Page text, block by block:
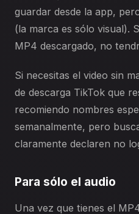
guardar desde la app,
(la marca es sólo visual).
MP4 descargado, no
Si necesitas el video sin
de descarga TikTok que
recomiendo nombres
semanalmente, pero
claramente declaren no
Para sólo el audio
Una vez que tienes el